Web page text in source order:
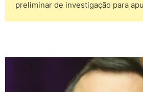
preliminar de investigação para